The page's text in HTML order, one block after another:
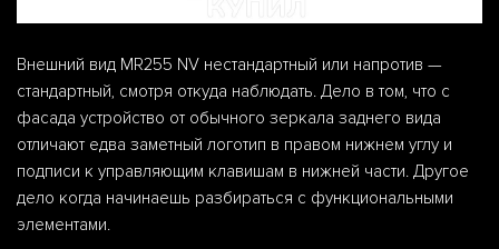
Внешний вид MR255 NV нестандартный или напротив —
стандартный, смотря откуда наблюдать. Дело в том, что с
фасада устройство от обычного зеркала заднего вида
отличают едва заметный логотип в правом нижнем углу и
подписи к управляющим клавишам в нижней части. Другое
дело когда начинаешь разбираться с функциональными
элементами.